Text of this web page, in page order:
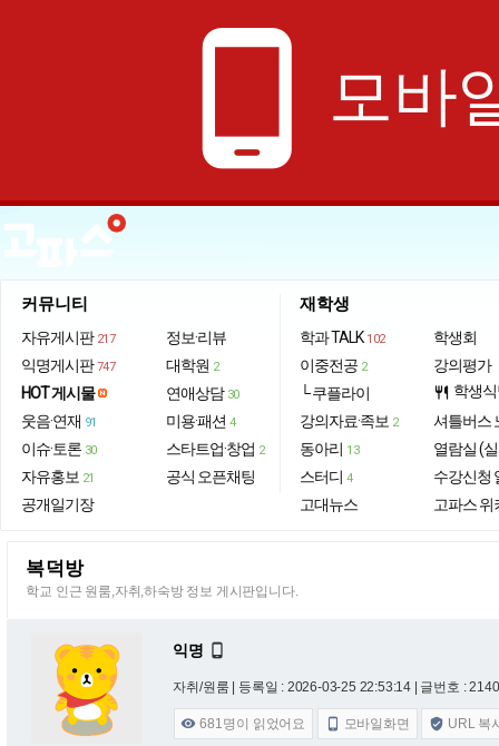
phone_android 모바
커뮤니티
자유게시판 217
익명게시판 747
HOT 게시물
웃음·연재 91
이슈·토론 30
자유홍보 21
공개일기장
정보·리뷰
대학원 2
연애상담 30
미용·패션 4
스타트업·창업 2
공식 오픈채팅
재학생
학과 TALK 102
이중전공 2
└ 쿠플라이
강의자료·족보 2
동아리 13
스터디 4
고대뉴스
학생회
강의평가
restaurant 학생
셔틀버스
열람실 (
수강신청
고파스 위
복덕방
학교 인근 원룸,자취,하숙방 정보 게시판입니다.
익명 
자취/원룸 | 등록일 : 2026-03-25 22:53:14 | 글번호 :
 681명이 읽었어요  모바일화면  URL 복